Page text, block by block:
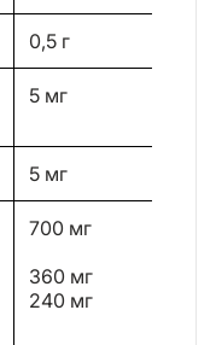
0,5 г
5 мг
5 мг
700 мг
360 мг
240 мг